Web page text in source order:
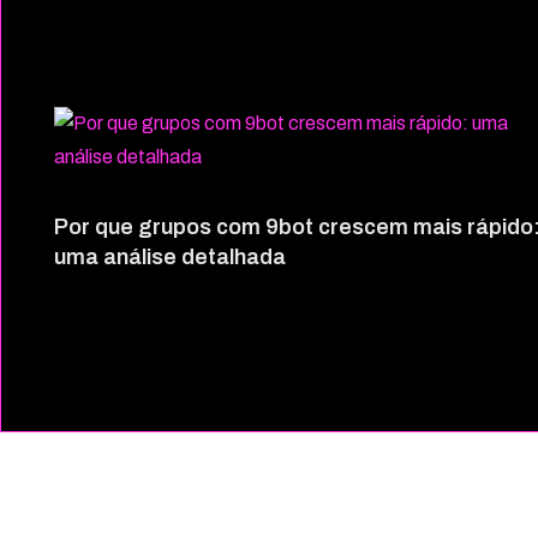
Por que grupos com 9bot crescem mais
uma análise detalhada